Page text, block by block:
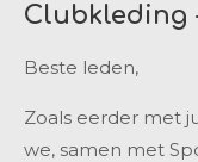
Clubkleding
Beste leden,
Zoals eerder met
we, samen met